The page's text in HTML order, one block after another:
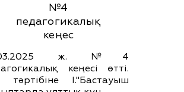
№4
педагогикалық
кеңес
ж. №4
кеңесі өтті.
тәртібіне І."Бастауыш